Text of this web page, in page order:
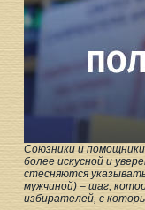
Союзники и
более искусной и
стесняются
мужчиной) – шаг,
избирателей, с